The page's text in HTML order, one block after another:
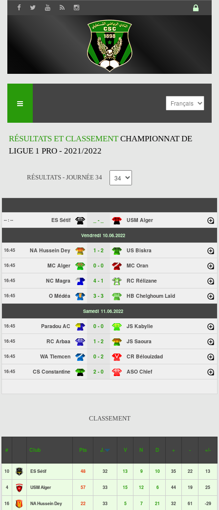
RÉSULTATS ET CLASSEMENTCHAMPIONNAT DE
LIGUE 1 PRO - 2021/2022
RÉSULTATS - JOURNÉE 34
-- : -- ES Sétif _ - _ USM Alger
Vendredi 10.06.2022
16:45 NA Hussein Dey 1 - 2 US Biskra
16:45 MC Alger 0 - 0 MC Oran
16:45 NC Magra 4 - 1 RC Rélizane
16:45 O Médéa 3 - 3 HB Chelghoum Laïd
Samedi 11.06.2022
16:45 Paradou AC 0 - 0 JS Kabylie
16:45 RC Arbaa 1 - 2 JS Saoura
16:45 WA Tlemcen 0 - 2 CR Bélouizdad
16:45 CS Constantine 2 - 0 ASO Chlef
CLASSEMENT
# Club Pts J. V N D + - +/-
10 ES Sétif 48 32 13 9 10 35 22 13
4 USM Alger 57 33 15 12 6 44 19 25
16 NA Hussein Dey 22 33 5 7 21 32 61 -29